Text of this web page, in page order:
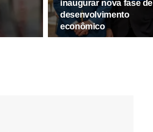
inaugurar nova fase de
desenvolvimento
econômico